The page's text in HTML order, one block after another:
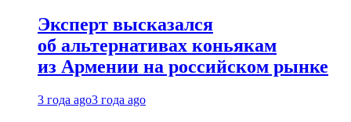
Эксперт высказался
об альтернативах коньякам
из Армении на российском рынке
3 года ago3 года ago